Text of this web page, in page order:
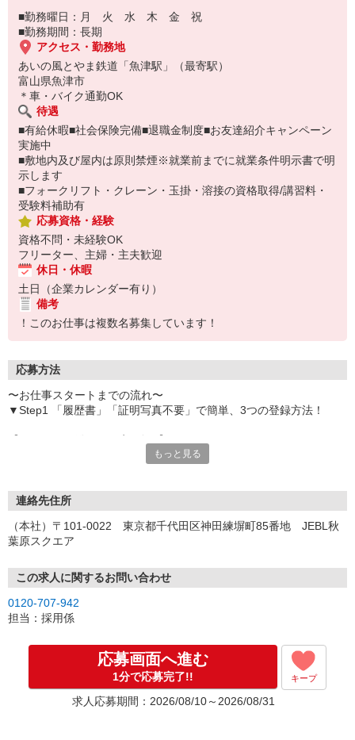
■勤務曜日：月 火 水 木 金 祝
■勤務期間：長期
アクセス・勤務地
あいの風とやま鉄道「魚津駅」（最寄駅）
富山県魚津市
＊車・バイク通勤OK
待遇
■有給休暇■社会保険完備■退職金制度■お友達紹介キャンペーン
実施中
■敷地内及び屋内は原則禁煙※就業前までに就業条件明示書で明
示します
■フォークリフト・クレーン・玉掛・溶接の資格取得/講習料・
受験料補助有
応募資格・経験
資格不問・未経験OK
フリーター、主婦・主夫歓迎
休日・休暇
土日（企業カレンダー有り）
備考
！このお仕事は複数名募集しています！
応募方法
〜お仕事スタートまでの流れ〜
▼Step1 「履歴書」「証明写真不要」で簡単、3つの登録方法！
いつでも好きな時間に登録OK
受付時間/平日9:00〜19:00
【来場登録（目安1時間30分）】
▼Step2 全国にあるお仕事の中から、あなたにピッタリのお仕事を
ご案内
▼Step3 就業前に職場見学で気になる事はしっかりチェック！
応募⇒最短で2日後からの勤務も可能です！
もっと見る
連絡先住所
（本社）〒101-0022 東京都千代田区神田練塀町85番地 JEBL秋
葉原スクエア
この求人に関するお問い合わせ
0120-707-942
担当：採用係
応募画面へ進む
1分で応募完了!! キープ
求人応募期間：2026/08/10～2026/08/31